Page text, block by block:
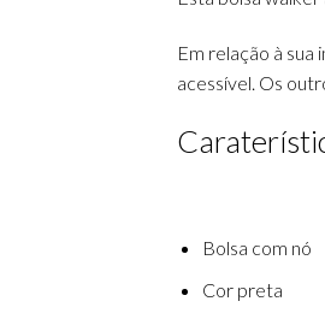
Em relação à sua
acessível. Os
Bolsa com nó
Cor preta